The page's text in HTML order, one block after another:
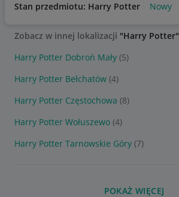
Stan przedmiotu: Harry Potter Nowy
Zobacz w innej lokalizacji "Harry Potter"
Harry Potter Dobroń Mały (5)
Harry Potter Bełchatów (4)
Harry Potter Częstochowa (8)
Harry Potter Wołuszewo (4)
Harry Potter Tarnowskie Góry (7)
POKAŻ WIĘCEJ